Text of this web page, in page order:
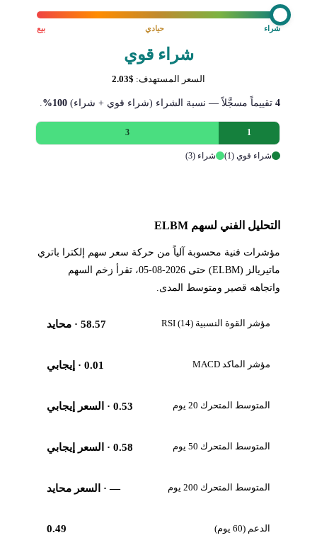
بيع حيادي شراء
شراء قوي
السعر المستهدف: $2.03
4تقييماً مسجَّلاً — نسبة الشراء (شراء قوي + شراء) 100%
.
1
3
شراء قوي (1) شراء (3)
التحليل الفني لسهم ELBM
مؤشرات فنية محسوبة آلياً من حركة سعر سهم إلكترا باتري
ماتيريالز (ELBM) حتى 2026-08-05، تقرأ زخم السهم
واتجاهه قصير ومتوسط المدى.
مؤشر القوة النسبية RSI (14) 58.57· محايد
مؤشر الماكد MACD 0.01· إيجابي
المتوسط المتحرك 20 يوم 0.53· السعر إيجابي
المتوسط المتحرك 50 يوم 0.58· السعر إيجابي
المتوسط المتحرك 200 يوم —· السعر محايد
الدعم (60 يوم) 0.49